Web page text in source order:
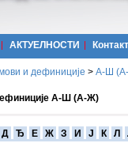
АКТУЕЛНОСТИ Контакт
и дефиниције > А-Ш
А-Ш (А-Ж)
Д Ђ Е Ж З И Ј К Л